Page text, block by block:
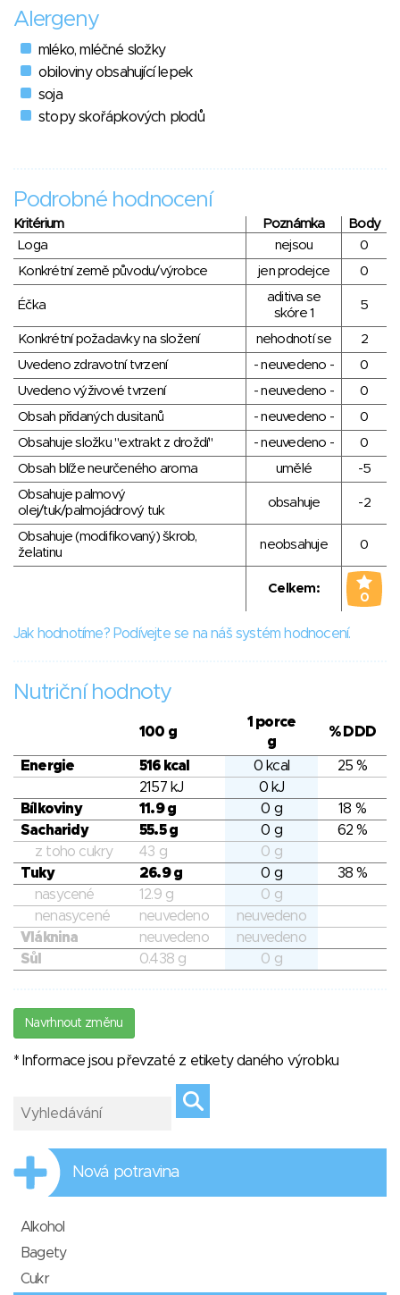
Alergeny
mléko, mléčné složky
obiloviny obsahující lepek
soja
stopy skořápkových plodů
Podrobné hodnocení
Kritérium Poznámka
Body
Loga
nejsou
0
Konkrétní země původu/výrobce
jen prodejce 0
Éčka
aditiva se
skóre 1
5
Konkrétní požadavky na složení nehodnotí se
2
Uvedeno zdravotní tvrzení
- neuvedeno -
0
Uvedeno výživové tvrzení
- neuvedeno -
0
Obsah přidaných dusitanů
- neuvedeno -
0
Obsahuje složku "extrakt z droždí"
- neuvedeno -
0
Obsah blíže neurčeného aroma
umělé
-5
Obsahuje palmový
olej/tuk/palmojádrový tuk
obsahuje -2
Obsahuje (modifikovaný) škrob,
želatinu
neobsahuje 0
Celkem:
0
Jak hodnotíme? Podívejte se na náš systém hodnocení.
Nutriční hodnoty
100 g
1 porce
g
% DDD
Energie 516 kcal 0 kcal
25 %
2157 kJ
0 kJ
Bílkoviny
11.9 g 0 g
18 %
Sacharidy
55.5 g 0 g
62 %
z toho cukry
43 g
0 g
Tuky
26.9 g 0 g
38 %
nasycené
12.9 g
0 g
nenasycené
neuvedeno
neuvedeno
Vláknina
neuvedeno
neuvedeno
Sůl
0.438 g 0 g
Navrhnout změnu
* Informace jsou převzaté z etikety daného výrobku
Nová potravina
Alkohol
Bagety
Cukr